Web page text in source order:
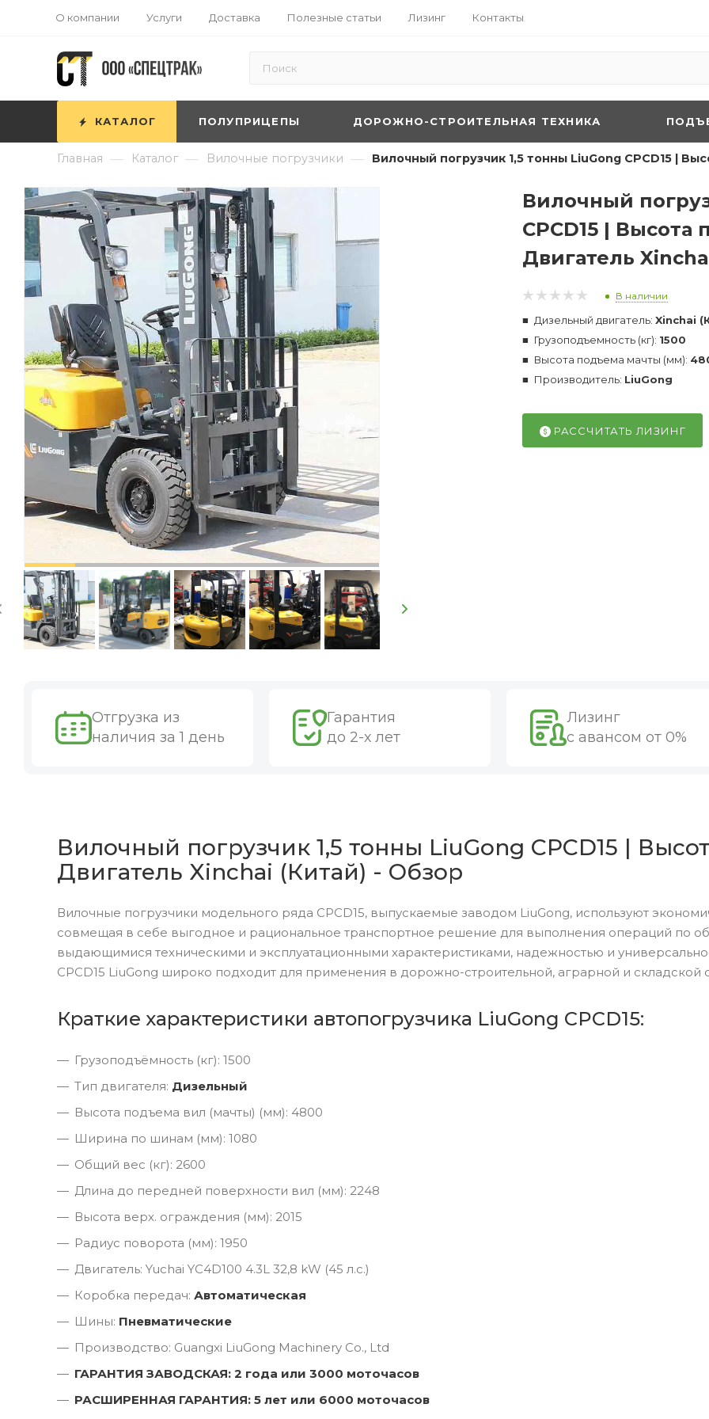
О компании Услуги Доставка Полезные статьи Лизинг Контакты
КАТАЛОГ ПОЛУПРИЦЕПЫ ДОРОЖНО-СТРОИТЕЛЬНАЯ ТЕХНИКА
Главная — Каталог — Вилочные погрузчики — Вилочный погрузчик 1,5 тонны LiuGong CPCD15 |
Вилочный
CPCD15 |
Двигатель
В наличии
Дизельный двигатель: Xinchai
Грузоподъемность (кг): 1500
Высота подъема мачты (мм):
Производитель: LiuGong
РАССЧИТАТЬ ЛИЗИНГ
Отгрузка из
наличия за 1 день
Гарантия
до 2-х лет
Лизинг
с авансом от 0%
Вилочный погрузчик 1,5 тонны LiuGong CPCD15 |
Двигатель Xinchai (Китай) - Обзор
Вилочные погрузчики модельного ряда CPCD15, выпускаемые заводом LiuGong, используют
совмещая в себе выгодное и рациональное транспортное решение для выполнения операций по
выдающимися техническими и эксплуатационными характеристиками, надежностью и
CPCD15 LiuGong широко подходит для применения в дорожно-строительной, аграрной и складской
Краткие характеристики автопогрузчика LiuGong CPCD15:
Грузоподъёмность (кг): 1500
Тип двигателя: Дизельный
Высота подъема вил (мачты) (мм): 4800
Ширина по шинам (мм): 1080
Общий вес (кг): 2600
Длина до передней поверхности вил (мм): 2248
Высота верх. ограждения (мм): 2015
Радиус поворота (мм): 1950
Двигатель: Yuchai YC4D100 4.3L 32,8 kW (45 л.с.)
Коробка передач: Автоматическая
Шины: Пневматические
Производство: Guangxi LiuGong Machinery Co., Ltd
ГАРАНТИЯ ЗАВОДСКАЯ: 2 года или 3000 моточасов
РАСШИРЕННАЯ ГАРАНТИЯ: 5 лет или 6000 моточасов